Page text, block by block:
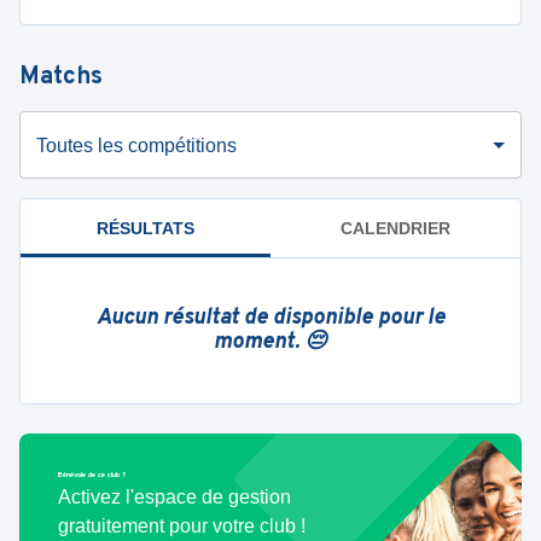
Matchs
Toutes les compétitions
RÉSULTATS CALENDRIER
Aucun résultat de disponible pour le
moment. 😔
Bénévole de ce club ?
Activez l'espace de gestion
gratuitement pour votre club !